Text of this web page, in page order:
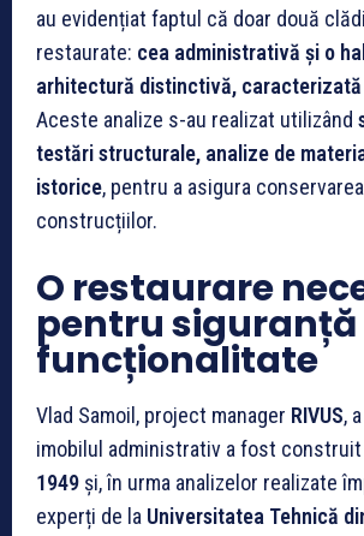
au evidențiat faptul că doar două
restaurate: cea administrativă și o
arhitectură distinctivă,
Aceste analize s-au realizat utilizând
testări structurale, analize de
istorice, pentru a asigura
construcțiilor.
O restaurare
pentru siguranță
funcționalitate
Vlad Samoil, project manager RIVUS,
imobilul administrativ a fost
1949 și, în urma analizelor realizate
experți de la Universitatea Tehnică